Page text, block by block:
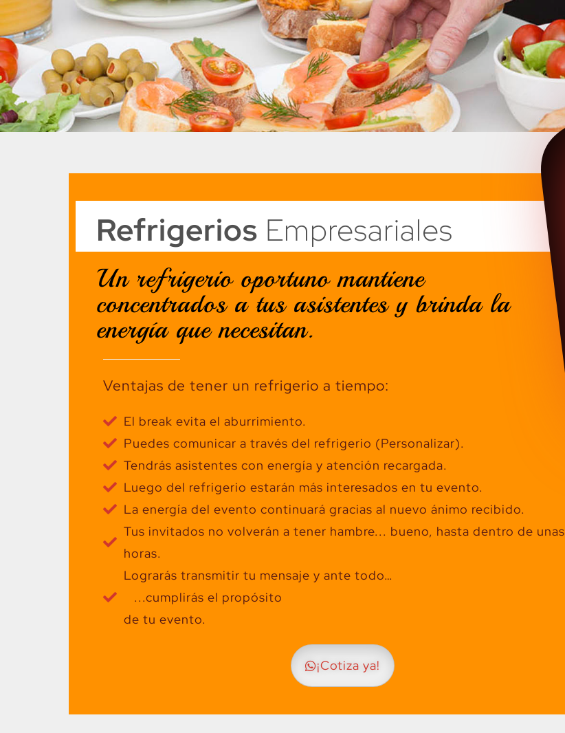
Refrigerios Empresariales
Un refrigerio oportuno mantiene
concentrados a tus asistentes y brinda la
energía que necesitan.
Ventajas de tener un refrigerio a tiempo:
El break evita el aburrimiento.
Puedes comunicar a través del refrigerio (Personalizar).
Tendrás asistentes con energía y atención recargada.
Luego del refrigerio estarán más interesados en tu evento.
La energía del evento continuará gracias al nuevo ánimo recibido.
Tus invitados no volverán a tener hambre... bueno, hasta dentro de unas
horas.
Lograrás transmitir tu mensaje y ante todo…
...cumplirás el propósito
de tu evento.
¡Cotiza ya!